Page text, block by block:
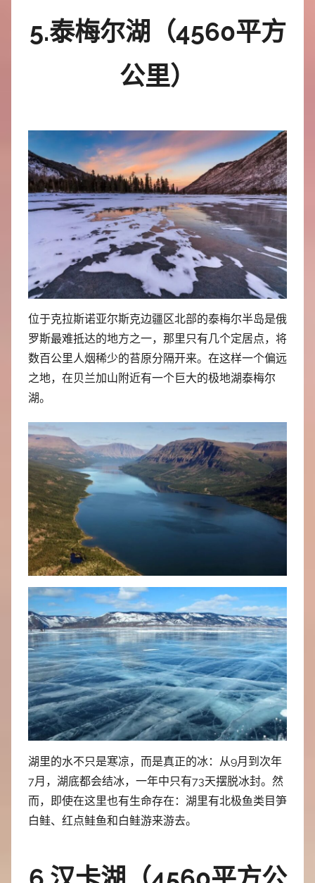
5.泰梅尔湖（4560平方
公里）
位于克拉斯诺亚尔斯克边疆区北部的泰梅尔半岛是俄
罗斯最难抵达的地方之一，那里只有几个定居点，将
数百公里人烟稀少的苔原分隔开来。在这样一个偏远
之地，在贝兰加山附近有一个巨大的极地湖泰梅尔
湖。
湖里的水不只是寒凉，而是真正的冰：从9月到次年
7月，湖底都会结冰，一年中只有73天摆脱冰封。然
而，即使在这里也有生命存在：湖里有北极鱼类目笋
白鲑、红点鲑鱼和白鲑游来游去。